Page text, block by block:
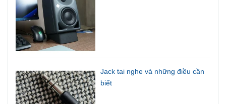
Jack tai nghe và những điều cần
biết